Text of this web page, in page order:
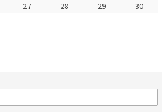
27 28 29
30